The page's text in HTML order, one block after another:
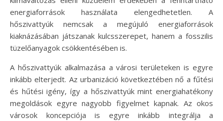
energiaforrások használata elengedhetetlen. A
hőszivattyúk nemcsak a megújuló energiaforrások
kiaknázásában játszanak kulcsszerepet, hanem a fosszilis
tüzelőanyagok csökkentésében is.
A hőszivattyúk alkalmazása a városi területeken is egyre
inkább elterjedt. Az urbanizáció következtében nő a fűtési
és hűtési igény, így a hőszivattyúk mint energiahatékony
megoldások egyre nagyobb figyelmet kapnak. Az okos
városok koncepciója is egyre inkább integrálja a